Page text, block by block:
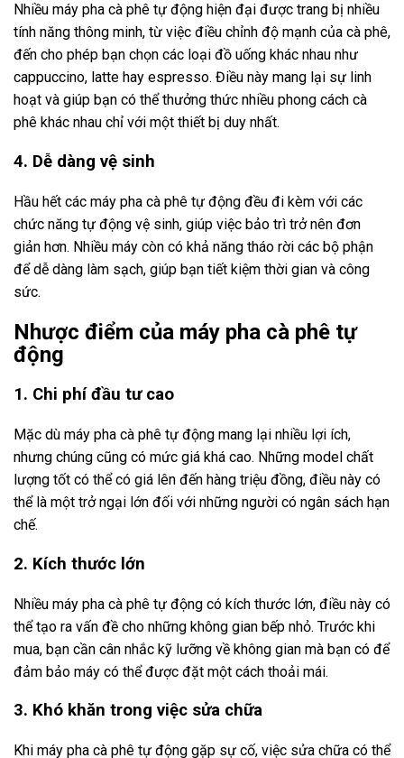
Nhiều máy pha cà phê tự động hiện đại được trang bị nhiều
tính năng thông minh, từ việc điều chỉnh độ mạnh của cà phê,
đến cho phép bạn chọn các loại đồ uống khác nhau như
cappuccino, latte hay espresso. Điều này mang lại sự linh
hoạt và giúp bạn có thể thưởng thức nhiều phong cách cà
phê khác nhau chỉ với một thiết bị duy nhất.
4. Dễ dàng vệ sinh
Hầu hết các máy pha cà phê tự động đều đi kèm với các
chức năng tự động vệ sinh, giúp việc bảo trì trở nên đơn
giản hơn. Nhiều máy còn có khả năng tháo rời các bộ phận
để dễ dàng làm sạch, giúp bạn tiết kiệm thời gian và công
sức.
Nhược điểm của máy pha cà phê tự
động
1. Chi phí đầu tư cao
Mặc dù máy pha cà phê tự động mang lại nhiều lợi ích,
nhưng chúng cũng có mức giá khá cao. Những model chất
lượng tốt có thể có giá lên đến hàng triệu đồng, điều này có
thể là một trở ngại lớn đối với những người có ngân sách hạn
chế.
2. Kích thước lớn
Nhiều máy pha cà phê tự động có kích thước lớn, điều này có
thể tạo ra vấn đề cho những không gian bếp nhỏ. Trước khi
mua, bạn cần cân nhắc kỹ lưỡng về không gian mà bạn có để
đảm bảo máy có thể được đặt một cách thoải mái.
3. Khó khăn trong việc sửa chữa
Khi máy pha cà phê tự động gặp sự cố, việc sửa chữa có thể